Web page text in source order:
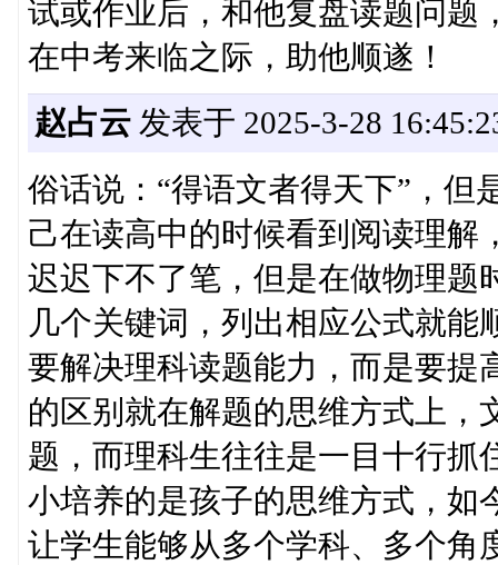
试或作业后，和他复盘读题问题
在中考来临之际，助他顺遂！
赵占云发表于 2025-3-28
俗话说：“得语文者得天下”，但
己在读高中的时候看到阅读理解
迟迟下不了笔，但是在做物理题
几个关键词，列出相应公式就
要解决理科读题能力，而是要提
的区别就在解题的思维方式上，
题，而理科生往往是一目十行抓
小培养的是孩子的思维方式，如
让学生能够从多个学科、多个角